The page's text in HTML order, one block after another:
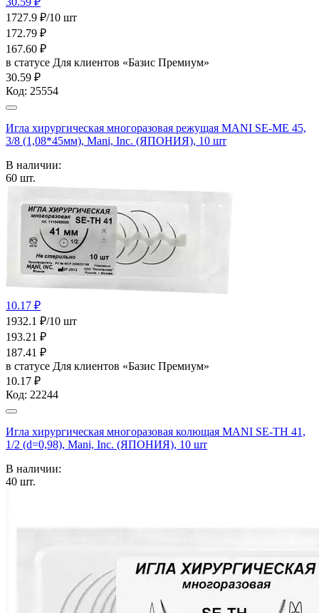
1727.9 ₽/10 шт
172.79 ₽
167.60 ₽
в статусе Для клиентов «Базис Премиум»
30.59 ₽
Код: 25554
Игла хирургическая многоразовая режущая MANI SE-MЕ 45,
3/8 (1,08*45мм), Mani, Inc. (ЯПОНИЯ), 10 шт
В наличии:
60 шт.
10.17 ₽
1932.1 ₽/10 шт
193.21 ₽
187.41 ₽
в статусе Для клиентов «Базис Премиум»
10.17 ₽
Код: 22244
Игла хирургическая многоразовая колющая MANI SE-TH 41,
1/2 (d=0,98), Mani, Inc. (ЯПОНИЯ), 10 шт
В наличии:
40 шт.